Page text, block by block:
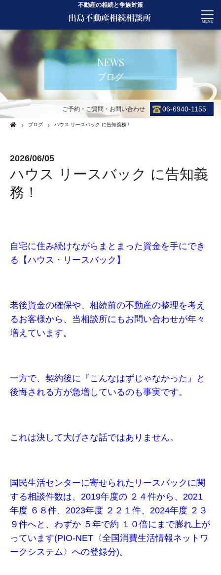
不動産の相続と争族対策
CONTACT
NEWS
ブログ
ご予約・ご質問・お問い合わせ 06-6940-1155
ブログ ハウス リースバック に告知義務！
2026/06/05
ハウス リースバック に告知義
務！
自宅に住み続けながらまとまった資金を手にでき
る【ハウス・リースバック】
老後資金の確保や、相続前の不動産の整理を考え
るお客様から、当相談所にもお問い合わせが年々
増えています。
一方で、契約後に『こんなはずじゃなかった』と
後悔される方が急増しているのも事実です。
これは決して大げさな話ではありません。
国民生活センターに寄せられたリースバックに関
する相談件数は、2019年度の ２４件から、2021
年度 ６８件、2023年度 ２２１件、2024年度 ２３
９件へと、わずか ５年で約 １０倍にまで膨れ上が
っています(PIO-NET〈全国消費生活情報ネットワ
ークシステム〉への登録分)。